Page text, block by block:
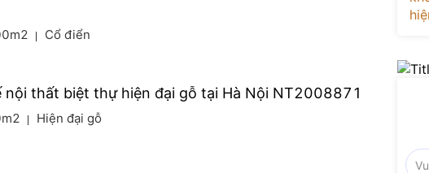
Cổ điển
nội thất biệt thự hiện đại gỗ tại Hà Nội NT2008871
Hiện đại gỗ